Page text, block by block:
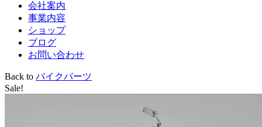
会社案内
事業内容
ショップ
ブログ
お問い合わせ
Back to バイクパーツ
Sale!